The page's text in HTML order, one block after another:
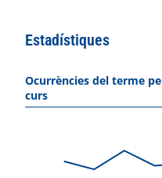
Estadístiques
Ocurrències del terme
curs